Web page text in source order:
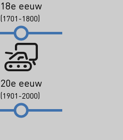
18e eeuw
(1701-1800)
20e eeuw
(1901-2000)